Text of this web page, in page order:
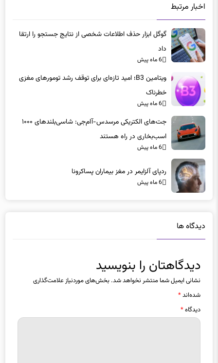
اخبار مرتبط
گوگل ابزار حذف اطلاعات شخصی از نتایج جستجو را ارتقا
داد
6 ماه پیش
ویتامین B3؛ امید تازه‌ای برای توقف رشد تومورهای مغزی
خطرناک
6 ماه پیش
جت‌های الکتریکی مرسدس-آام‌جی: شاسی‌بلندهای ۱۰۰۰
اسب‌بخاری در راه هستند
6 ماه پیش
ردپای آلزایمر در مغز بیماران پساکرونا
6 ماه پیش
دیدگاه ها
دیدگاهتان را بنویسید
نشانی ایمیل شما منتشر نخواهد شد. بخش‌های موردنیاز علامت‌گذاری
شده‌اند*
دیدگاه*